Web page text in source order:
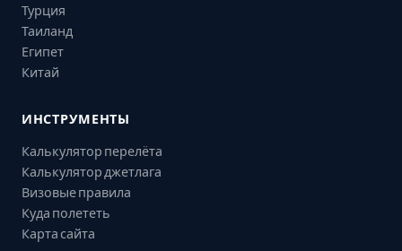
Турция
Таиланд
Египет
Китай
ИНСТРУМЕНТЫ
Калькулятор перелёта
Калькулятор джетлага
Визовые правила
Куда полететь
Карта сайта